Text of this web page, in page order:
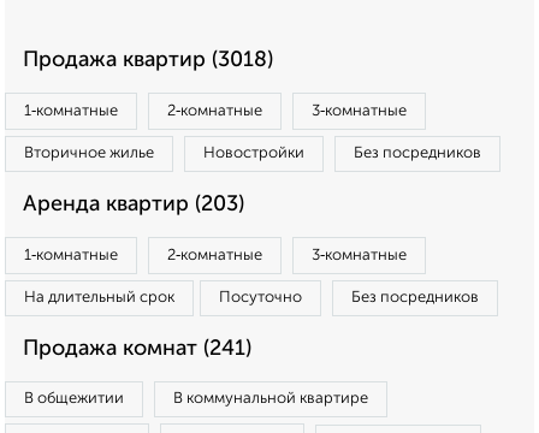
Продажа квартир (3018)
1‑комнатные 2‑комнатные 3‑комнатные
Вторичное жилье Новостройки Без посредников
Аренда квартир (203)
1‑комнатные 2‑комнатные 3‑комнатные
На длительный срок Посуточно Без посредников
Продажа комнат (241)
В общежитии В коммунальной квартире